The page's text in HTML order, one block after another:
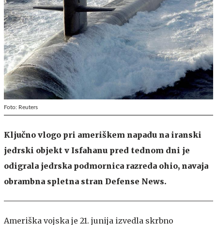
Foto: Reuters
Ključno vlogo pri ameriškem napadu na iranski
jedrski objekt v Isfahanu pred tednom dni je
odigrala jedrska podmornica razreda ohio, navaja
obrambna spletna stran Defense News.
Ameriška vojska je 21. junija izvedla skrbno